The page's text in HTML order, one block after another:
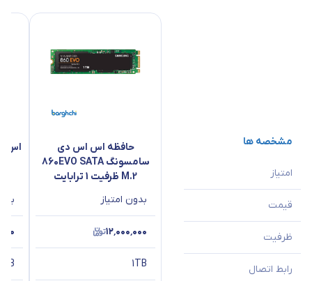
مشخصه ها
امتیاز
قیمت
ظرفیت
رابط اتصال
حافظه اس اس دی
سامسونگ 860EVO SATA
M.2 ظرفیت 1 ترابایت
بدون امتیاز
۱۲٬۰۰۰٬۰۰۰
1TB
اس